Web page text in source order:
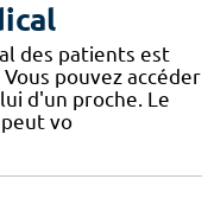
des patients est
pouvez accéder
d'un proche. Le
vo